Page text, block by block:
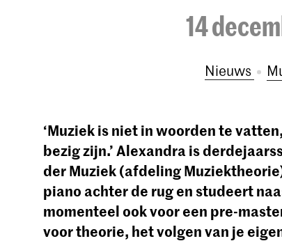
14
Nieuws
‘Muziek is niet in woorden te
bezig zijn.’ Alexandra is
der Muziek (afdeling
piano achter de rug en studeert
momenteel ook voor een pre-
voor theorie, het volgen van je